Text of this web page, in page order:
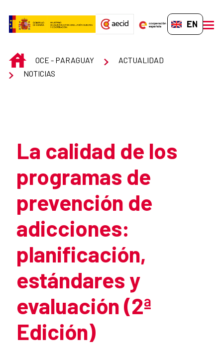
EN-GB
INICIOOCE - PARAGUAY
ACTUALIDAD
NOTICIAS
La calidad de los
programas de
prevención de
adicciones:
planificación,
estándares y
evaluación (2ª
Edición)